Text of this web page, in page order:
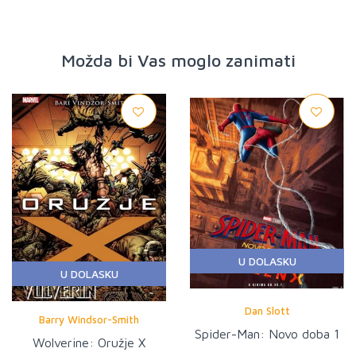
Možda bi Vas moglo zanimati
U DOLASKU
Barry Windsor-Smith
Wolverine: Oružje X
U DOLASKU
Dan Slott
Spider-Man: Novo doba 1